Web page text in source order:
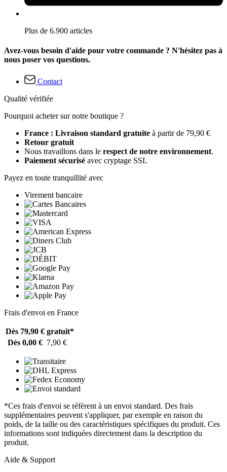
Plus de 6.900 articles
Avez-vous besoin d'aide pour votre commande ? N'hésitez pas à
nous poser vos questions.
Contact
Qualité vérifiée
Pourquoi acheter sur notre boutique ?
France : Livraison standard gratuite à partir de 79,90 €
Retour gratuit
Nous travaillons dans le respect de notre environnement.
Paiement sécurisé avec cryptage SSL
Payez en toute tranquillité avec
Virement bancaire
Frais d'envoi en France
Dès 79,90 € gratuit*
Dès 0,00 € 7,90 €
*Ces frais d'envoi se réfèrent à un envoi standard. Des frais
supplémentaires peuvent s'appliquer, par exemple en raison du
poids, de la taille ou des caractéristiques spécifiques du produit. Ces
informations sont indiquées directement dans la description du
produit.
Aide & Support